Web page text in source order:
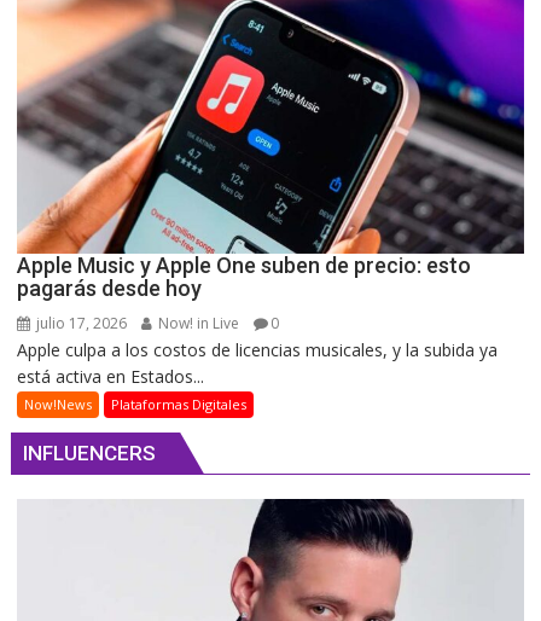
Apple Music y Apple One suben de precio: esto
pagarás desde hoy
julio 17, 2026 Now! in Live 0
Apple culpa a los costos de licencias musicales, y la subida ya
está activa en Estados...
Now!News Plataformas Digitales
INFLUENCERS